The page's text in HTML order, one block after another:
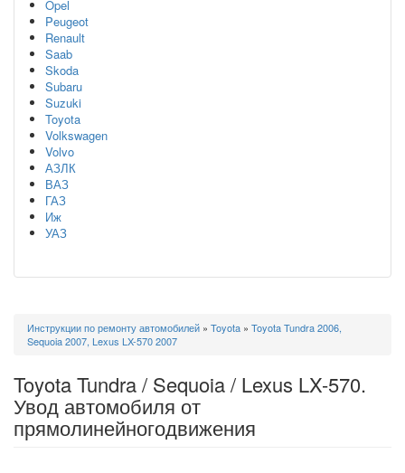
Opel
Peugeot
Renault
Saab
Skoda
Subaru
Suzuki
Toyota
Volkswagen
Volvo
АЗЛК
ВАЗ
ГАЗ
Иж
УАЗ
Вы
здесь
Инструкции по ремонту автомобилей » Toyota » Toyota Tundra 2006,
Sequoia 2007, Lexus LX-570 2007
Toyota Tundra / Sequoia / Lexus LX-570.
Увод автомобиля от
прямолинейногодвижения